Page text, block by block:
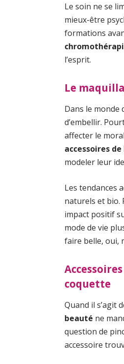
Le soin ne se
mieux-être
formations
l’esprit.
Le
Dans le monde
d’embellir.
affecter le
accessoires
modeler leur
Les tendances
naturels et bio.
impact positif
mode de vie
faire belle, oui,
coquette
Quand il s’agit
beauté ne
question de
accessoire